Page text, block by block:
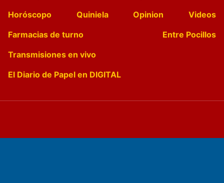
Horóscopo
Quiniela Opinion
Videos
Farmacias de turno
Entre Pocillos
Transmisiones en vivo
El Diario de Papel en DIGITAL